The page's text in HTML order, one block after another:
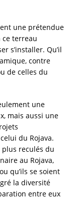
une prétendue
ce terreau
s’installer. Qu’il
contre
de celles du
une
mais aussi une
du Rojava.
reculés du
au Rojava,
qu’ils se soient
la diversité
entre eux